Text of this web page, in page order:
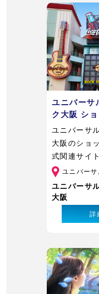
ユニバーサ
ク大阪 シ
ユニバーサ
大阪のショ
式関連サイ
い。ユニバー
ユニバーサ
大阪
詳